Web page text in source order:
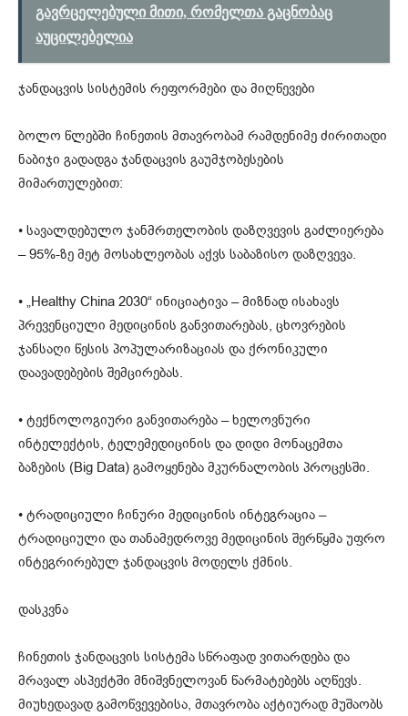
გავრცელებული მითი, რომელთა გაცნობაც
აუცილებელია
ჯანდაცვის სისტემის რეფორმები და მიღწევები
ბოლო წლებში ჩინეთის მთავრობამ რამდენიმე ძირითადი
ნაბიჯი გადადგა ჯანდაცვის გაუმჯობესების
მიმართულებით:
• სავალდებულო ჯანმრთელობის დაზღვევის გაძლიერება
– 95%-ზე მეტ მოსახლეობას აქვს საბაზისო დაზღვევა.
• „Healthy China 2030“ ინიციატივა – მიზნად ისახავს
პრევენციული მედიცინის განვითარებას, ცხოვრების
ჯანსაღი წესის პოპულარიზაციას და ქრონიკული
დაავადებების შემცირებას.
• ტექნოლოგიური განვითარება – ხელოვნური
ინტელექტის, ტელემედიცინის და დიდი მონაცემთა
ბაზების (Big Data) გამოყენება მკურნალობის პროცესში.
• ტრადიციული ჩინური მედიცინის ინტეგრაცია –
ტრადიციული და თანამედროვე მედიცინის შერწყმა უფრო
ინტეგრირებულ ჯანდაცვის მოდელს ქმნის.
დასკვნა
ჩინეთის ჯანდაცვის სისტემა სწრაფად ვითარდება და
მრავალ ასპექტში მნიშვნელოვან წარმატებებს აღწევს.
მიუხედავად გამოწვევებისა, მთავრობა აქტიურად მუშაობს